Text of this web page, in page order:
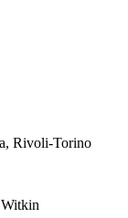
Rivoli-Torino